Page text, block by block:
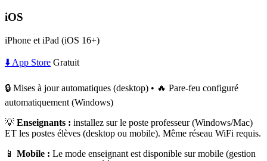
iOS
iPhone et iPad (iOS 16+)
⬇️ App Store Gratuit
🔒 Mises à jour automatiques (desktop) • 🔥 Pare-feu configuré
automatiquement (Windows)
💡 Enseignants : installez sur le poste professeur (Windows/Mac)
ET les postes élèves (desktop ou mobile). Même réseau WiFi requis.
📱 Mobile : Le mode enseignant est disponible sur mobile (gestion